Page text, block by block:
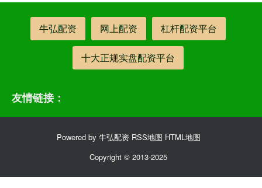
牛弘配资 网上配资 杠杆配资平台
十大正规实盘配资平台
友情链接：
Powered by 牛弘配资 RSS地图 HTML地图
Copyright © 2013-2025